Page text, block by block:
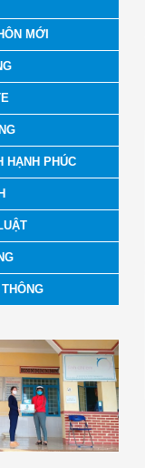
MỚI
HẠNH PHÚC